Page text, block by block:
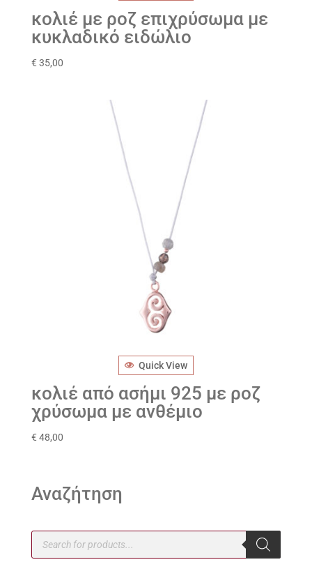
κολιέ με ροζ επιχρύσωμα με
κυκλαδικό ειδώλιο
€ 35,00
Quick View
κολιέ από ασήμι 925 με ροζ
χρύσωμα με ανθέμιο
€ 48,00
Αναζήτηση
Products
search